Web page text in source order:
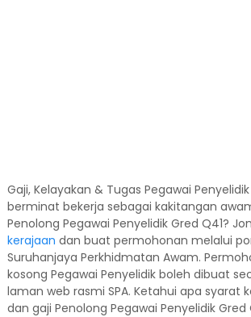
Gaji, Kelayakan & Tugas Pegawai
berminat bekerja sebagai kakitangan
Penolong Pegawai Penyelidik Gred Q41?
kerajaan dan buat permohonan melalui
Suruhanjaya Perkhidmatan Awam.
kosong Pegawai Penyelidik boleh dibuat
laman web rasmi SPA. Ketahui apa syarat
dan gaji Penolong Pegawai Penyelidik Gred